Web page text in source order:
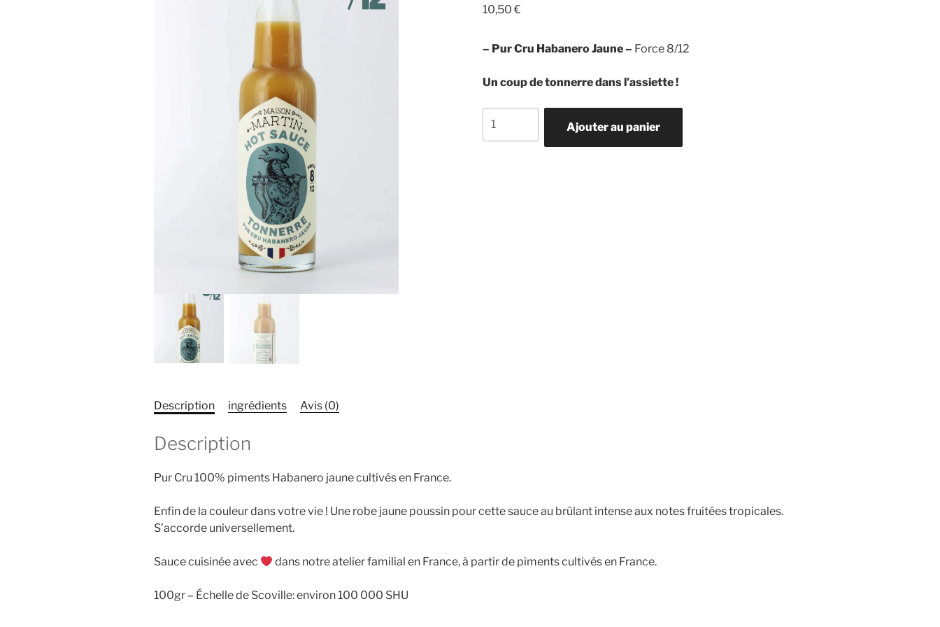
10,50€
– Pur Cru Habanero Jaune – Force 8/12
Un coup de tonnerre dans l’assiette !
de
Ajouter au panier
Description ingrédients Avis (0)
Description
Pur Cru 100% piments Habanero jaune cultivés en France.
Enfin de la couleur dans votre vie ! Une robe jaune poussin pour cette sauce au brûlant intense aux notes fruitées tropicales.
S’accorde universellement.
Sauce cuisinée avec dans notre atelier familial en France, à partir de piments cultivés en France.
100gr – Échelle de Scoville: environ 100 000 SHU